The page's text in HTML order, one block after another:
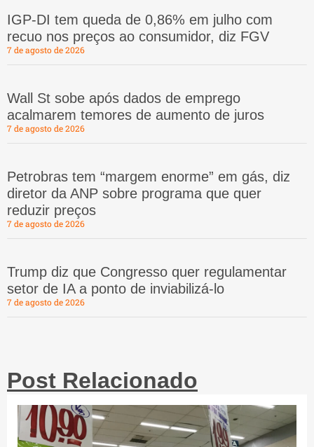
IGP-DI tem queda de 0,86% em julho com
recuo nos preços ao consumidor, diz FGV
7 de agosto de 2026
Wall St sobe após dados de emprego
acalmarem temores de aumento de juros
7 de agosto de 2026
Petrobras tem “margem enorme” em gás, diz
diretor da ANP sobre programa que quer
reduzir preços
7 de agosto de 2026
Trump diz que Congresso quer regulamentar
setor de IA a ponto de inviabilizá-lo
7 de agosto de 2026
Post Relacionado